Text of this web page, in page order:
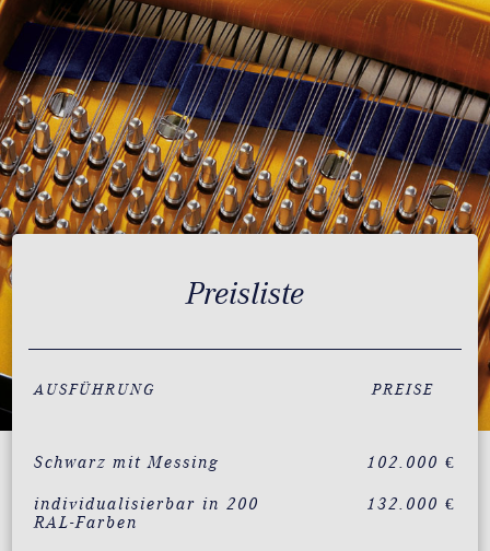
Preisliste
AUSFÜHRUNG PREISE
Schwarz mit Messing 102.000 €
individualisierbar in 200
RAL-Farben
132.000 €